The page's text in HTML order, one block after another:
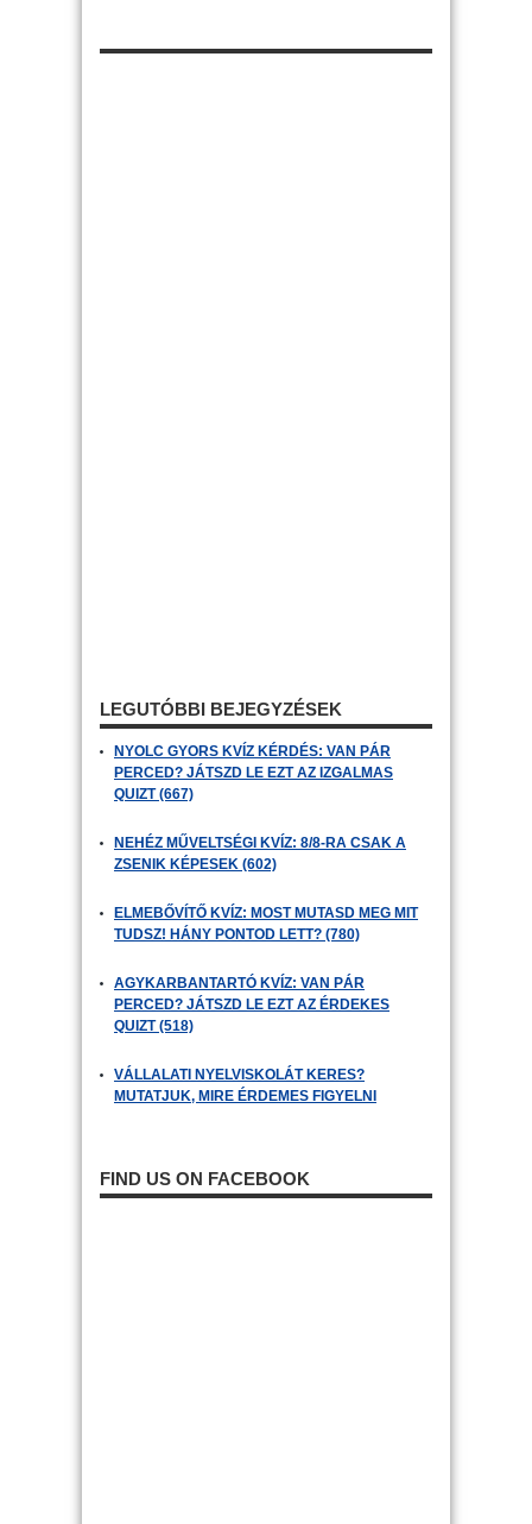
LEGUTÓBBI BEJEGYZÉSEK
NYOLC GYORS KVÍZ KÉRDÉS: VAN PÁR
PERCED? JÁTSZD LE EZT AZ IZGALMAS
QUIZT (667)
NEHÉZ MŰVELTSÉGI KVÍZ: 8/8-RA CSAK A
ZSENIK KÉPESEK (602)
ELMEBŐVÍTŐ KVÍZ: MOST MUTASD MEG MIT
TUDSZ! HÁNY PONTOD LETT? (780)
AGYKARBANTARTÓ KVÍZ: VAN PÁR
PERCED? JÁTSZD LE EZT AZ ÉRDEKES
QUIZT (518)
VÁLLALATI NYELVISKOLÁT KERES?
MUTATJUK, MIRE ÉRDEMES FIGYELNI
FIND US ON FACEBOOK